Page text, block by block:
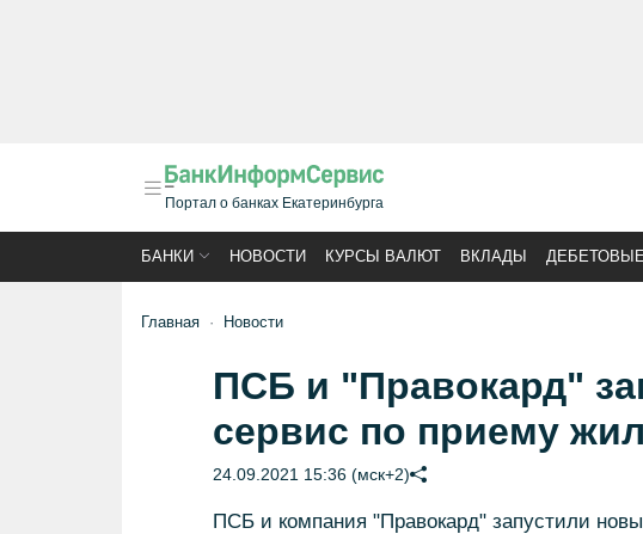
Портал о банках Екатеринбурга
БАНКИ НОВОСТИ КУРСЫ ВАЛЮТ ВКЛАДЫ
Главная Новости
ПСБ и "Правокард"
сервис по приему
24.09.2021 15:36 (мск+2)
ПСБ и компания "Правокард" запустили